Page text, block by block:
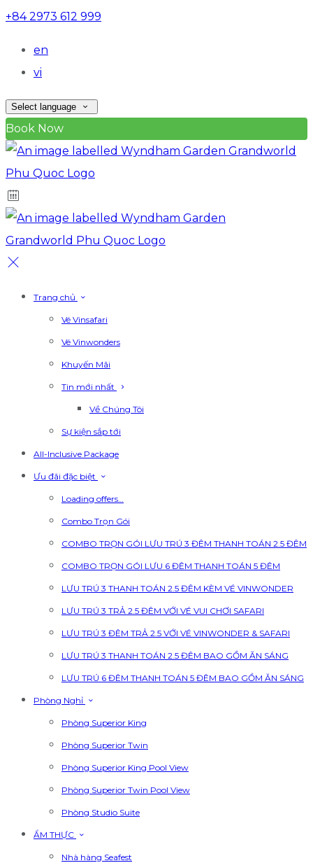
+84 2973 612 999
en
vi
Select language
Book Now
Trang chủ
Vé Vinsafari
Vé Vinwonders
Khuyến Mãi
Tin mới nhất
Về Chúng Tôi
Sự kiện sắp tới
All-Inclusive Package
Ưu đãi đặc biệt
Loading offers…
Combo Trọn Gói
COMBO TRỌN GÓI LƯU TRÚ 3 ĐÊM THANH TOÁN 2.5 ĐÊM
COMBO TRỌN GÓI LƯU 6 ĐÊM THANH TOÁN 5 ĐÊM
LƯU TRÚ 3 THANH TOÁN 2.5 ĐÊM KÈM VÉ VINWONDER
LƯU TRÚ 3 TRẢ 2.5 ĐÊM VỚI VÉ VUI CHƠI SAFARI
LƯU TRÚ 3 ĐÊM TRẢ 2.5 VỚI VÉ VINWONDER & SAFARI
LƯU TRÚ 3 THANH TOÁN 2.5 ĐÊM BAO GỒM ĂN SÁNG
LƯU TRÚ 6 ĐÊM THANH TOÁN 5 ĐÊM BAO GỒM ĂN SÁNG
Phòng Nghỉ
Phòng Superior King
Phòng Superior Twin
Phòng Superior King Pool View
Phòng Superior Twin Pool View
Phòng Studio Suite
ẨM THỰC
Nhà hàng Seafest